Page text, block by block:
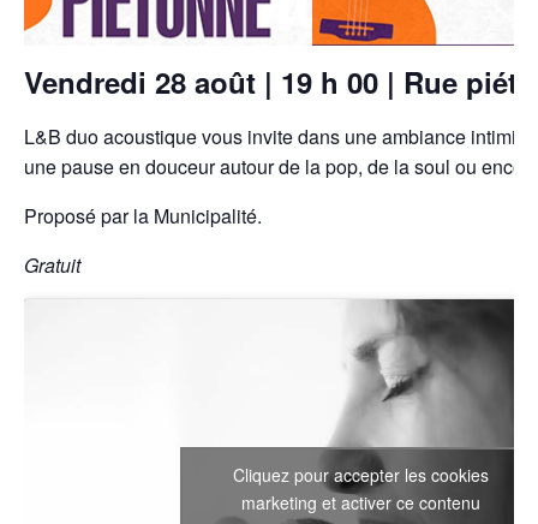
Vendredi 28 août | 19 h 00 | Rue
L&B duo acoustique vous invite dans une ambiance
une pause en douceur autour de la pop, de la soul ou
Proposé par la Municipalité.
Gratuit
Cliquez pour accepter les cookies
marketing et activer ce contenu